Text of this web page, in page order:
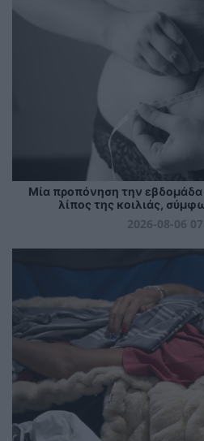
Μία προπόνηση την εβδομάδα
λίπος της κοιλιάς,
2026-08-06